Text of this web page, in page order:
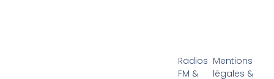
Radios
FM &
Mentions
légales &